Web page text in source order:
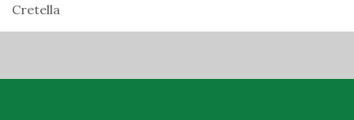
Cretella